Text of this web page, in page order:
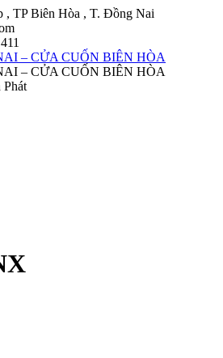
, TP Biên Hòa , T. Đồng Nai